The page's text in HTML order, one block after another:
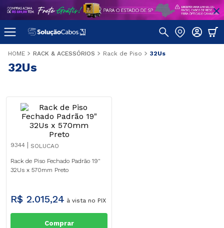
RACK & ACESSÓRIOS Rack de Piso 32Us
32Us
9344 SOLUCAO
Rack de Piso Fechado Padrão 19"
32Us x 570mm Preto
R$ 2.015,24 à vista no PIX
Comprar